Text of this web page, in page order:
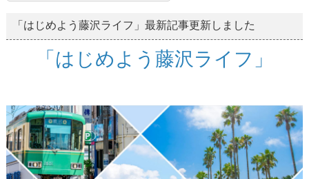
「はじめよう藤沢ライフ」最新記事更新しました
「はじめよう藤沢ライフ」